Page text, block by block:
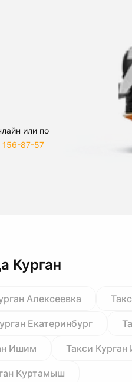
или по
156-87-57
Курган
Алексеевка
Екатеринбург
Ишим Такси
Куртамыш